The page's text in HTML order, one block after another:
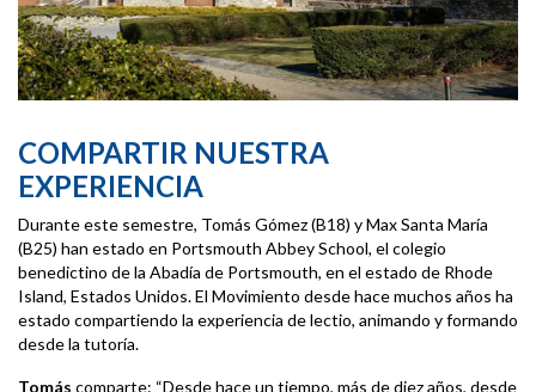
COMPARTIR NUESTRA
EXPERIENCIA
Durante este semestre, Tomás Gómez (B18) y Max Santa María
(B25) han estado en Portsmouth Abbey School, el colegio
benedictino de la Abadía de Portsmouth, en el estado de Rhode
Island, Estados Unidos. El Movimiento desde hace muchos años ha
estado compartiendo la experiencia de lectio, animando y formando
desde la tutoría.
Tomás comparte: “Desde hace un tiempo, más de diez años, desde